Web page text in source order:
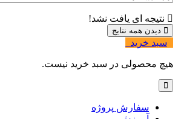
نتیجه ای یافت نشد!
سبد خرید
هیچ محصولی در سبد خرید نیست.
سفارش پروژه